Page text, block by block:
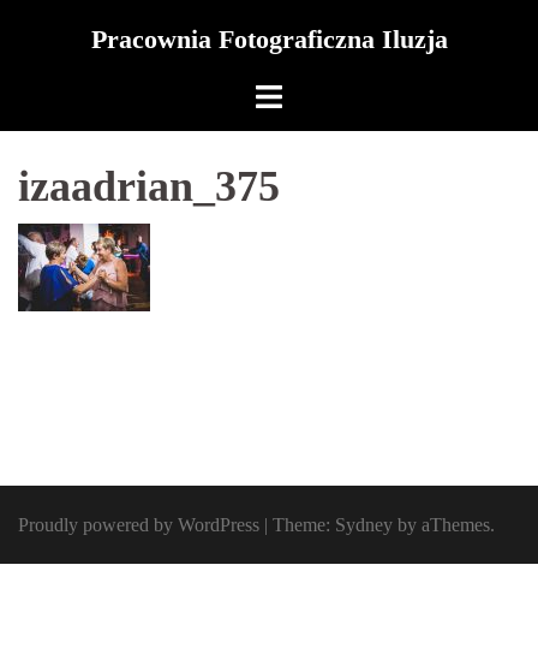
Pracownia Fotograficzna Iluzja
izaadrian_375
Proudly powered by WordPress | Theme: Sydney by aThemes.